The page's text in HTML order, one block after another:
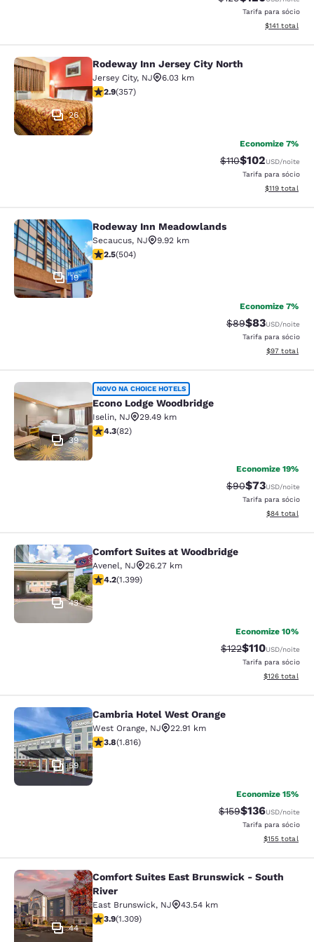
Tarifa para sócio
Exibir
$141 total
Rodeway Inn Jersey City North
26
Rodeway Inn Jersey City North
Jersey City, NJ
6.03 km
classificação 2.87 estrelas. Razoável. 357 avaliações
2.9(357)
Economize 7%
Tarifa anterior
$110Tarifa com
$102USD/noite
Tarifa para sócio
Exibir
$119 total
Rodeway Inn Meadowlands
19
Rodeway Inn Meadowlands
Secaucus, NJ
9.92 km
classificação 2.55 estrelas. Razoável. 504 avaliações
2.5(504)
Economize 7%
Tarifa anterior
$89Tarifa com
$83USD/noite
Tarifa para sócio
Exibir
$97 total
Econo Lodge Woodbridge
39
NOVO NA CHOICE HOTELS
Econo Lodge Woodbridge
Iselin, NJ
29.49 km
classificação 4.34 estrelas. Excelente. 82 avaliações
4.3(82)
Economize 19%
Tarifa anterior
$90Tarifa com
$73USD/noite
Tarifa para sócio
Exibir
$84 total
Comfort Suites at Woodbridge
43
Comfort Suites at Woodbridge
Avenel, NJ
26.27 km
classificação 4.18 estrelas. Muito bom. 1399
4.2(1.399)
Economize 10%
Tarifa anterior
$122Tarifa com
$110USD/noite
Tarifa para sócio
Exibir
$126 total
Cambria Hotel West Orange
59
Cambria Hotel West Orange
West Orange, NJ
22.91 km
classificação 3.84 estrelas. Bom. 1816 avaliações
3.8(1.816)
Economize 15%
Tarifa anterior
$159Tarifa com
$136USD/noite
Tarifa para sócio
Exibir
$155 total
Comfort Suites East Brunswick -
44
Comfort Suites East Brunswick - South
River
East Brunswick, NJ
43.54 km
classificação 3.85 estrelas. Bom. 1309 avaliações
3.9(1.309)